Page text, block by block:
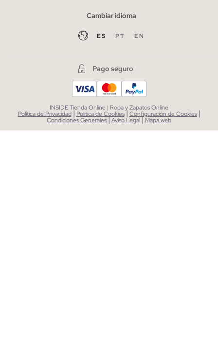
Cambiar idioma
ES PT EN
Pago seguro
INSIDE Tienda Online | Ropa y Zapatos Online
Política de Privacidad | Política de Cookies| Configuración de Cookies |
Condiciones Generales|Aviso Legal| Mapa web